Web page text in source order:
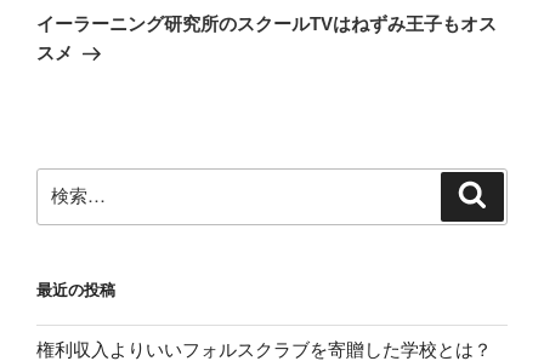
ゲ
ー
の
投
イーラーニング研究所のスクールTVはねずみ王子もオス
スメ
索:
最近の投稿
権利収入よりいいフォルスクラブを寄贈した学校とは？